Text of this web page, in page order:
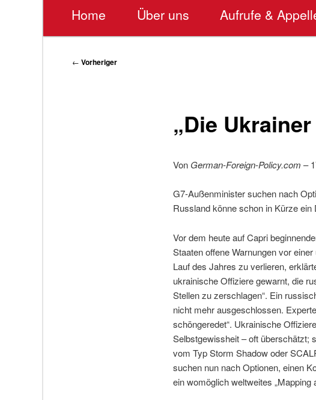
Home Über uns Aufrufe &
Beitragsnavigation
← Vorheriger
„Die
Von German-Foreign-Policy.com –
G7-Außenminister suchen nach
Russland könne schon in Kürze
Vor dem heute auf Capri
Staaten offene Warnungen vor
Lauf des Jahres zu verlieren,
ukrainische Offiziere gewarnt, die
Stellen zu zerschlagen“. Ein
nicht mehr ausgeschlossen.
schöngeredet“. Ukrainische
Selbstgewissheit – oft überschätzt;
vom Typ Storm Shadow oder
suchen nun nach Optionen, einen
ein womöglich weltweites „Mapping